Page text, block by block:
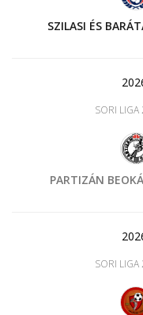
SZILASI ÉS
SORI
PARTIZÁN
SORI